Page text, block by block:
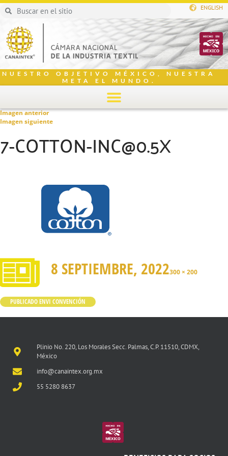
ENGLISH
NUESTRO OBJETIVO MÉXICO, NUESTRA
META EL MUNDO.
Imagen anterior
Imagen siguiente
7-COTTON-INC@0.5X
8 SEPTIEMBRE, 2022300 × 200
PUBLICADO ENVI CONVENCIÓN
Plinio No. 220, Los Morales Secc. Palmas, C.P. 11510, CDMX,
México
info@canaintex.org.mx
55 5280 8637